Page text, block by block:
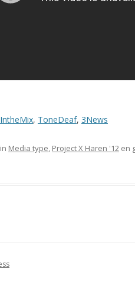
IntheMix, ToneDeaf, 3News
Media type, Project X Haren '12 en